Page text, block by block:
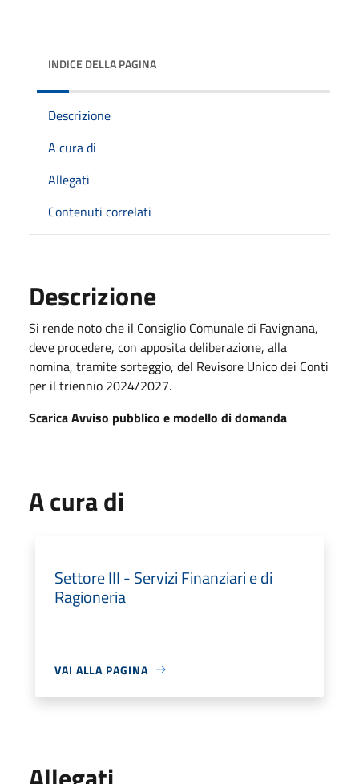
INDICE DELLA PAGINA
Descrizione
A cura di
Allegati
Contenuti correlati
Descrizione
Si rende noto che il Consiglio Comunale di Favignana,
deve procedere, con apposita deliberazione, alla
nomina, tramite sorteggio, del Revisore Unico dei Conti
per il triennio 2024/2027.
Scarica Avviso pubblico e modello di domanda
A cura di
Settore III - Servizi Finanziari e di
Ragioneria
VAI ALLA PAGINA